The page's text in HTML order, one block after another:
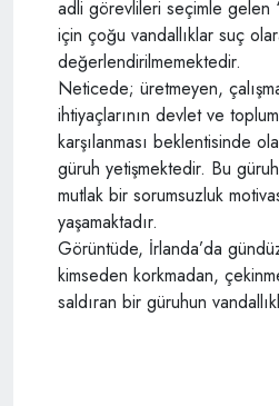
adli görevlileri seçimle gelen
için çoğu vandallıklar suç
değerlendirilmemektedir.
Neticede; üretmeyen,
ihtiyaçlarının devlet ve
karşılanması beklentisinde
güruh yetişmektedir. Bu
mutlak bir sorumsuzluk
yaşamaktadır.
Görüntüde, İrlanda’da
kimseden korkmadan,
saldıran bir güruhun